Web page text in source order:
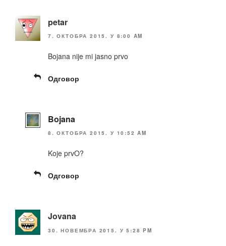
petar
7. ОКТОБРА 2015. У 8:00 AM
Bojana nije mi jasno prvo
Одговор
Bojana
8. ОКТОБРА 2015. У 10:52 AM
Koje prvO?
Одговор
Jovana
30. НОВЕМБРА 2015. У 5:28 PM